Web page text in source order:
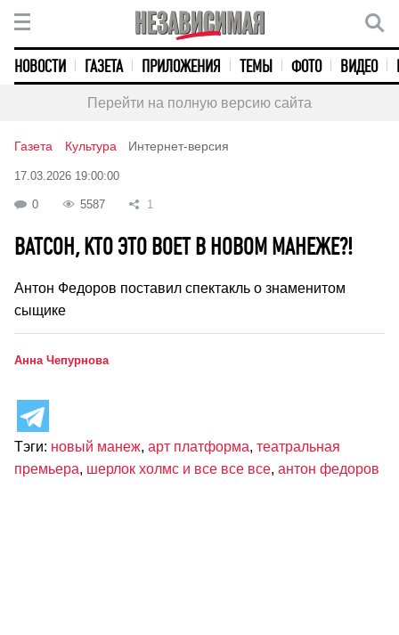
НОВОСТИ ГАЗЕТА ПРИЛОЖЕНИЯ ТЕМЫ ФОТО ВИДЕО
Перейти на полную версию сайта
Газета Культура Интернет-версия
17.03.2026 19:00:00
0 5587 1
ВАТСОН, КТО ЭТО ВОЕТ В НОВОМ МАНЕЖЕ?!
Антон Федоров поставил спектакль о знаменитом
сыщике
Анна Чепурнова
Тэги: новый манеж, арт платформа, театральная
премьера, шерлок холмс и все все все, антон федоров